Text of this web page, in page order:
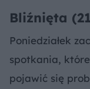
Bliźnięta
Poniedziałek
spotkania,
pojawić się